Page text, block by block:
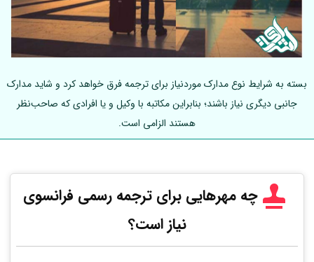
بسته به شرایط نوع مدارک موردنیاز برای ترجمه فرق خواهد کرد و شاید مدارک
جانبی دیگری نیاز باشند؛ بنابراین مکاتبه با وکیل و یا افرادی که صاحب‌نظر
هستند الزامی است.
چه مهرهایی برای ترجمه رسمی فرانسوی
نیاز است؟